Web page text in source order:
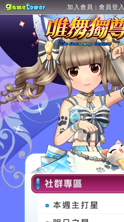
加入會員 | 會員登入